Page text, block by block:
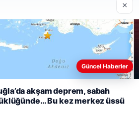
ve geliştirmek amacıyla çerezler
×
Güncel Haberler
akşam deprem, sabah
Bu kez merkez üssü